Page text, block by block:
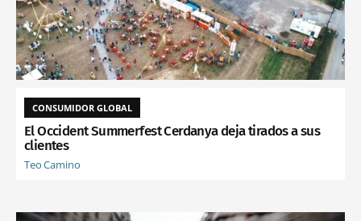
CONSUMIDOR GLOBAL
El Occident Summerfest Cerdanya deja tirados a sus
clientes
Teo Camino